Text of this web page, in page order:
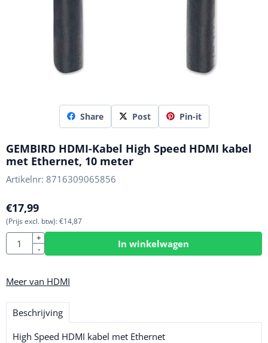
Share Post Pin-it
GEMBIRD HDMI-Kabel High Speed HDMI kabel
met Ethernet, 10 meter
Artikelnr: 8716309065856
€17,99
(Prijs excl. btw):€14,87
Aantal
+
-
In winkelwagen
Meer van HDMI
Beschrijving
High Speed ​​HDMI kabel met Ethernet